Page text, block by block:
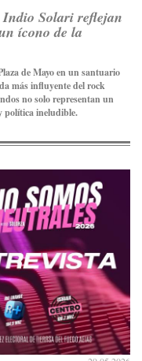
Solari reflejan
ícono de la
de Mayo en un santuario
más influyente del rock
no solo representan un
política ineludible.